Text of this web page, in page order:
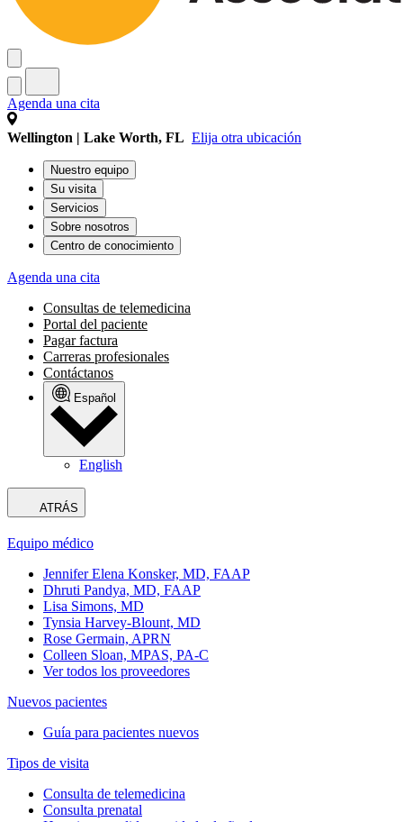
Agenda una cita
Wellington | Lake Worth, FL Elija otra ubicación
Nuestro equipo
Su visita
Servicios
Sobre nosotros
Centro de conocimiento
Agenda una cita
Consultas de telemedicina
Portal del paciente
Pagar factura
Carreras profesionales
Contáctanos
Español
English
ATRÁS
Equipo médico
Jennifer Elena Konsker, MD, FAAP
Dhruti Pandya, MD, FAAP
Lisa Simons, MD
Tynsia Harvey-Blount, MD
Rose Germain, APRN
Colleen Sloan, MPAS, PA-C
Ver todos los proveedores
Nuevos pacientes
Guía para pacientes nuevos
Tipos de visita
Consulta de telemedicina
Consulta prenatal